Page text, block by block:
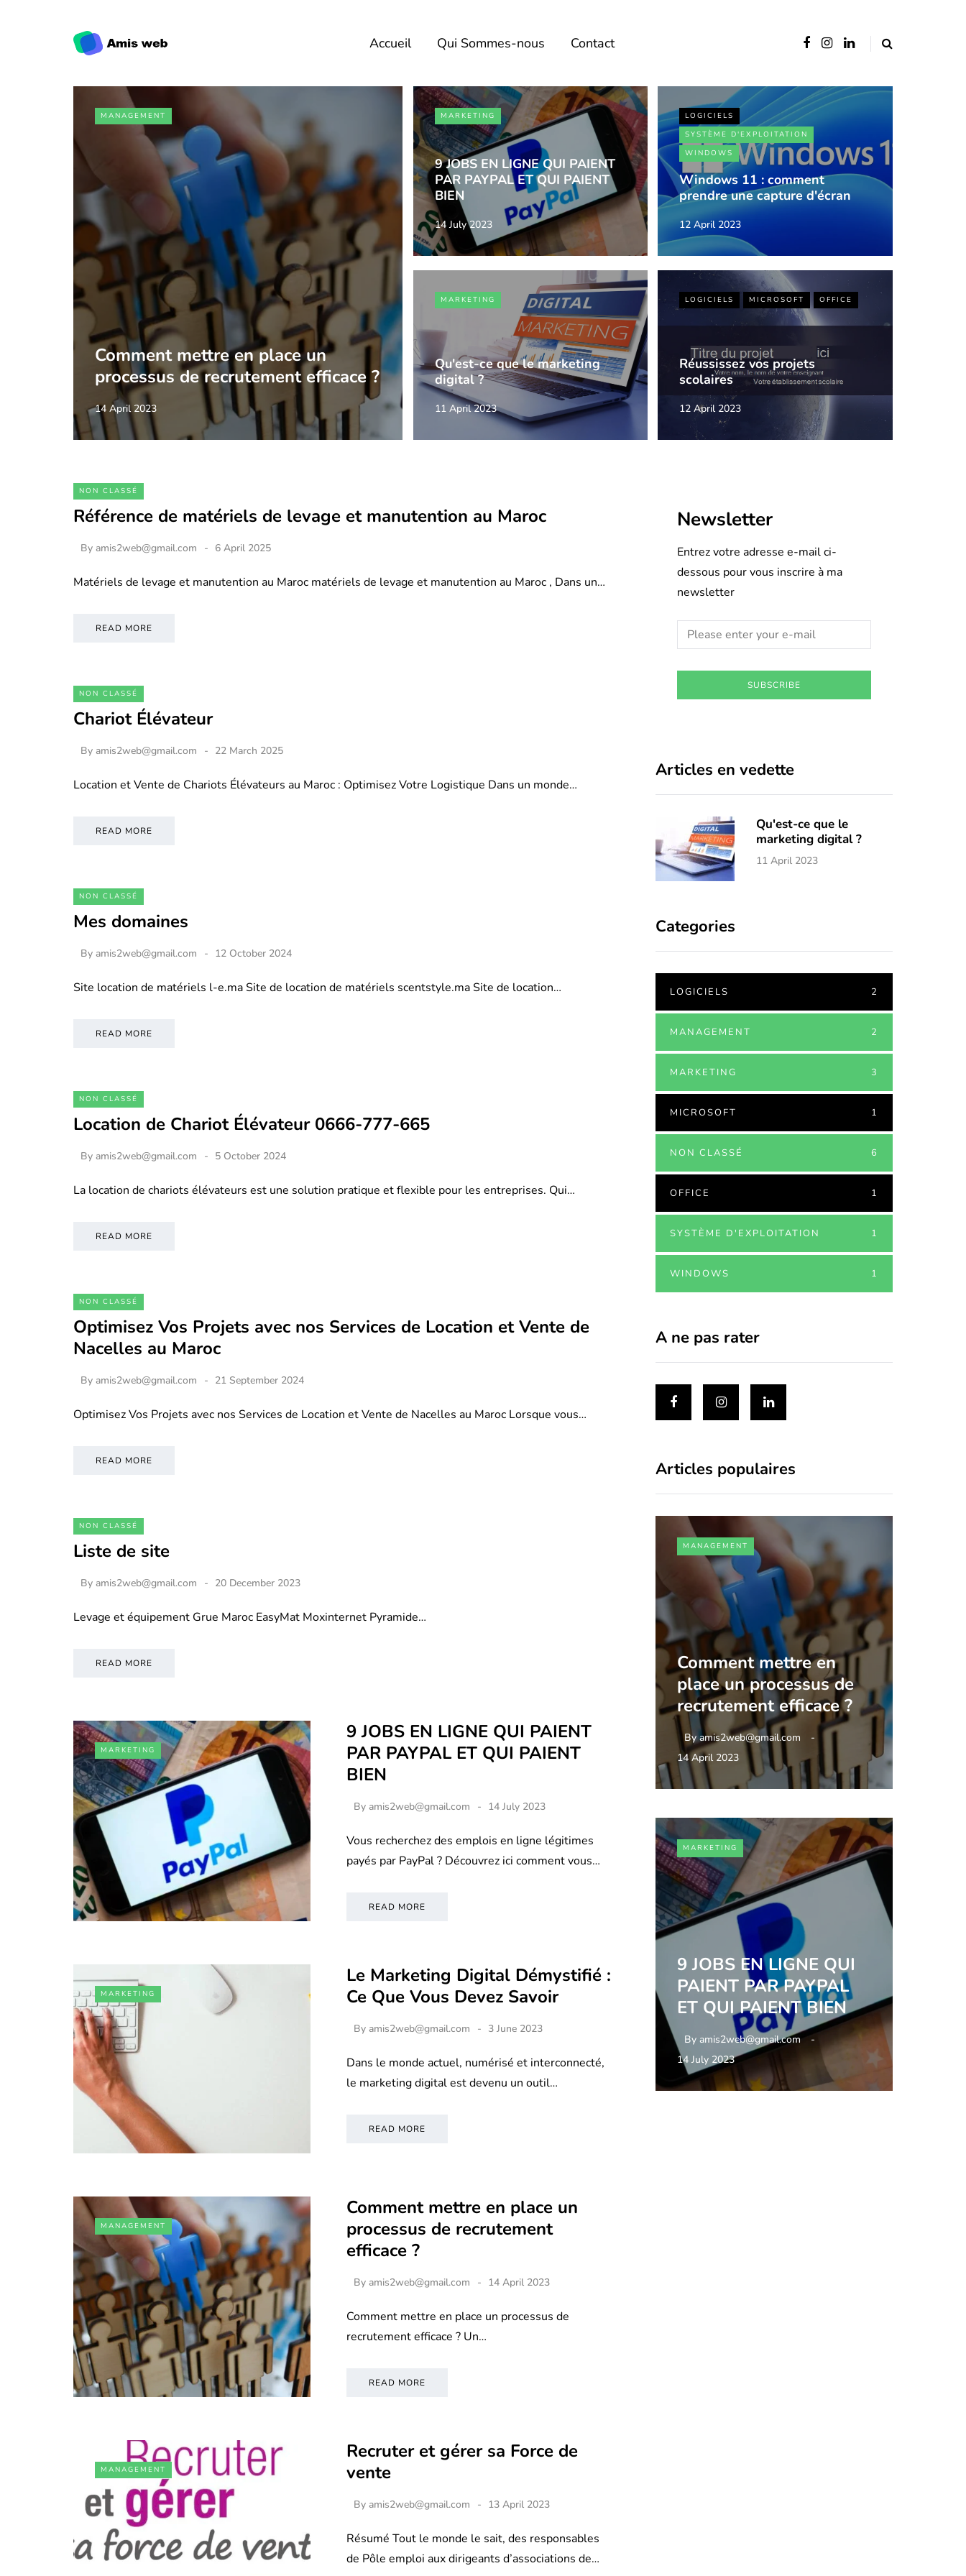
Accueil Qui Sommes-nous Contact
MANAGEMENT
Comment mettre en place un
processus de recrutement efficace ?
14 April 2023
MARKETING
9 JOBS EN LIGNE QUI PAIENT
PAR PAYPAL ET QUI PAIENT
BIEN
14 July 2023
LOGICIELS
SYSTÈME D'EXPLOITATION
WINDOWS
Windows 11 : comment
prendre une capture d'écran
12 April 2023
MARKETING
Qu'est-ce que le marketing
digital ?
11 April 2023
LOGICIELS MICROSOFT OFFICE
Réussissez vos projets
scolaires
12 April 2023
NON CLASSÉ
Référence de matériels de levage et manutention au Maroc
By amis2web@gmail.com 6 April 2025
Matériels de levage et manutention au Maroc matériels de levage et manutention au Maroc , Dans un…
READ MORE
NON CLASSÉ
Chariot Élévateur
By amis2web@gmail.com 22 March 2025
Location et Vente de Chariots Élévateurs au Maroc : Optimisez Votre Logistique Dans un monde…
READ MORE
NON CLASSÉ
Mes domaines
By amis2web@gmail.com 12 October 2024
Site location de matériels l-e.ma Site de location de matériels scentstyle.ma Site de location…
READ MORE
NON CLASSÉ
Location de Chariot Élévateur 0666-777-665
By amis2web@gmail.com 5 October 2024
La location de chariots élévateurs est une solution pratique et flexible pour les entreprises. Qui…
READ MORE
NON CLASSÉ
Optimisez Vos Projets avec nos Services de Location et Vente de
Nacelles au Maroc
By amis2web@gmail.com 21 September 2024
Optimisez Vos Projets avec nos Services de Location et Vente de Nacelles au Maroc Lorsque vous…
READ MORE
NON CLASSÉ
Liste de site
By amis2web@gmail.com 20 December 2023
Levage et équipement Grue Maroc EasyMat Moxinternet Pyramide…
READ MORE
MARKETING
9 JOBS EN LIGNE QUI PAIENT
PAR PAYPAL ET QUI PAIENT
BIEN
By amis2web@gmail.com 14 July 2023
Vous recherchez des emplois en ligne légitimes
payés par PayPal ? Découvrez ici comment vous…
READ MORE
MARKETING
Le Marketing Digital Démystifié :
Ce Que Vous Devez Savoir
By amis2web@gmail.com 3 June 2023
Dans le monde actuel, numérisé et interconnecté,
le marketing digital est devenu un outil…
READ MORE
MANAGEMENT
Comment mettre en place un
processus de recrutement
efficace ?
By amis2web@gmail.com 14 April 2023
Comment mettre en place un processus de
recrutement efficace ? Un…
READ MORE
MANAGEMENT
Recruter et gérer sa Force de
vente
By amis2web@gmail.com 13 April 2023
Résumé Tout le monde le sait, des responsables
de Pôle emploi aux dirigeants d’associations de…
Newsletter
Entrez votre adresse e-mail ci-
dessous pour vous inscrire à ma
newsletter
SUBSCRIBE
Articles en vedette
Qu'est-ce que le
marketing digital ?
11 April 2023
Categories
LOGICIELS 2
MANAGEMENT 2
MARKETING 3
MICROSOFT 1
NON CLASSÉ 6
OFFICE 1
SYSTÈME D'EXPLOITATION 1
WINDOWS 1
A ne pas rater
Articles populaires
MANAGEMENT
Comment mettre en
place un processus de
recrutement efficace ?
Byamis2web@gmail.com
14 April 2023
MARKETING
9 JOBS EN LIGNE QUI
PAIENT PAR PAYPAL
ET QUI PAIENT BIEN
By amis2web@gmail.com
14 July 2023